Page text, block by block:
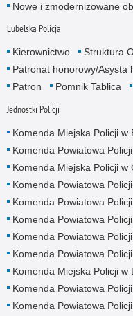
Nowe i zmodernizowane
Lubelska Policja
Kierownictwo
Struktura
Patronat honorowy/Asysta
Patron
Pomnik Tablica
Jednostki Policji
Komenda Miejska Policji w
Komenda Powiatowa Policji
Komenda Miejska Policji w
Komenda Powiatowa
Komenda Powiatowa
Komenda Powiatowa
Komenda Powiatowa
Komenda Powiatowa
Komenda Miejska Policji w
Komenda Powiatowa
Komenda Powiatowa